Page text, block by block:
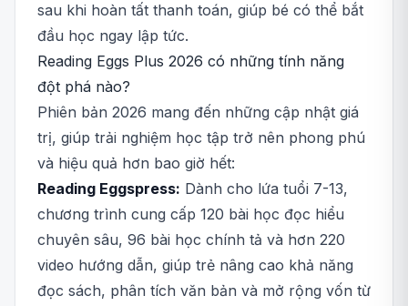
sau khi hoàn tất thanh toán, giúp bé có thể bắt
đầu học ngay lập tức.
Reading Eggs Plus 2026 có những tính năng
đột phá nào?
Phiên bản 2026 mang đến những cập nhật giá
trị, giúp trải nghiệm học tập trở nên phong phú
và hiệu quả hơn bao giờ hết:
Reading Eggspress: Dành cho lứa tuổi 7-13,
chương trình cung cấp 120 bài học đọc hiểu
chuyên sâu, 96 bài học chính tả và hơn 220
video hướng dẫn, giúp trẻ nâng cao khả năng
đọc sách, phân tích văn bản và mở rộng vốn từ